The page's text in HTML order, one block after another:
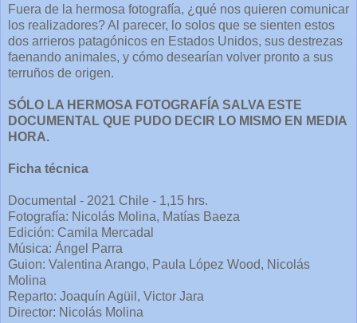
Fuera de la hermosa fotografía, ¿qué nos quieren comunicar
los realizadores? Al parecer, lo solos que se sienten estos
dos arrieros patagónicos en Estados Unidos, sus destrezas
faenando animales, y cómo desearían volver pronto a sus
terruños de origen.
SÓLO LA HERMOSA FOTOGRAFÍA SALVA ESTE
DOCUMENTAL QUE PUDO DECIR LO MISMO EN MEDIA
HORA.
Ficha técnica
Documental - 2021 Chile - 1,15 hrs.
Fotografía: Nicolás Molina, Matías Baeza
Edición: Camila Mercadal
Música: Ángel Parra
Guion: Valentina Arango, Paula López Wood, Nicolás
Molina
Reparto: Joaquín Agüil, Victor Jara
Director: Nicolás Molina